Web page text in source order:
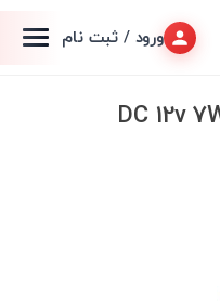
ورود / ثبت نام